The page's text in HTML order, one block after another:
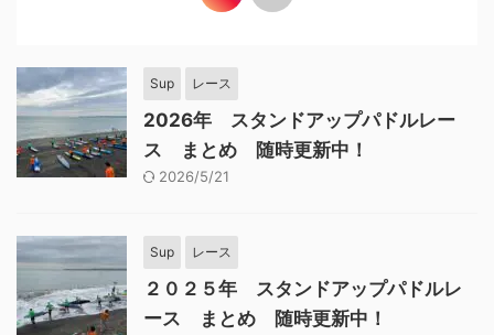
Sup レース
2026年 スタンドアップパドルレー
ス まとめ 随時更新中！
2026/5/21
Sup レース
２０２５年 スタンドアップパドルレ
ース まとめ 随時更新中！